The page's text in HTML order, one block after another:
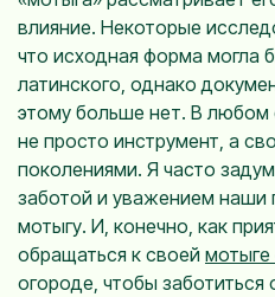
влияние. Некоторые
что исходная форма могла
латинского, однако
этому больше нет. В любом
не просто инструмент, а
поколениями. Я часто
заботой и уважением наши
мотыгу. И, конечно, как
обращаться к своей
огороде, чтобы заботиться